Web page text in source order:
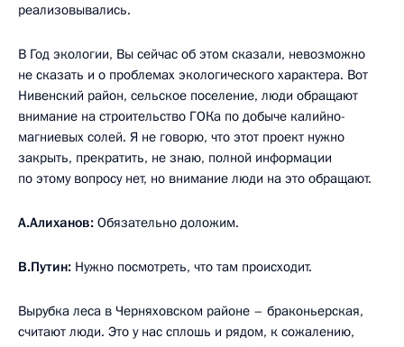
реализовывались.
В Год экологии, Вы сейчас об этом сказали, невозможно
не сказать и о проблемах экологического характера. Вот
Нивенский район, сельское поселение, люди обращают
внимание на строительство ГОКа по добыче калийно-
магниевых солей. Я не говорю, что этот проект нужно
закрыть, прекратить, не знаю, полной информации
по этому вопросу нет, но внимание люди на это обращают.
А.Алиханов: Обязательно доложим.
В.Путин: Нужно посмотреть, что там происходит.
Вырубка леса в Черняховском районе – браконьерская,
считают люди. Это у нас сплошь и рядом, к сожалению,